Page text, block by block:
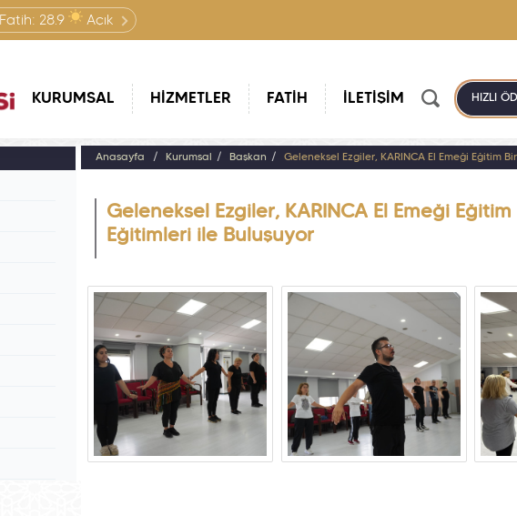
Fatih: 28.9 Açık
KURUMSAL HİZMETLER FATİH İLETİŞİM HIZLI
Anasayfa Kurumsal Başkan Geleneksel Ezgiler, KARINCA El Emeği Eğitim
Geleneksel Ezgiler, KARINCA El Emeği
Eğitimleri ile Buluşuyor